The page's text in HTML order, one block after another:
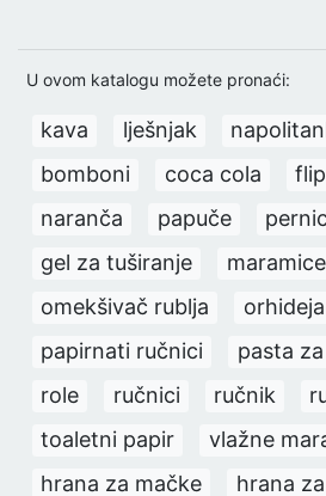
U ovom katalogu možete pronaći:
kava lješnjak
bomboni
coca cola
naranča
papuče
gel za tuširanje
maramice
omekšivač rublja
orhideja
papirnati ručnici
pasta
role
ručnici ručnik
toaletni papir
vlažne
hrana za mačke
hrana